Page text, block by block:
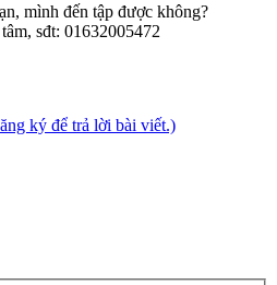
mình đến tập được không?
sđt: 01632005472
ký để trả lời bài viết.)